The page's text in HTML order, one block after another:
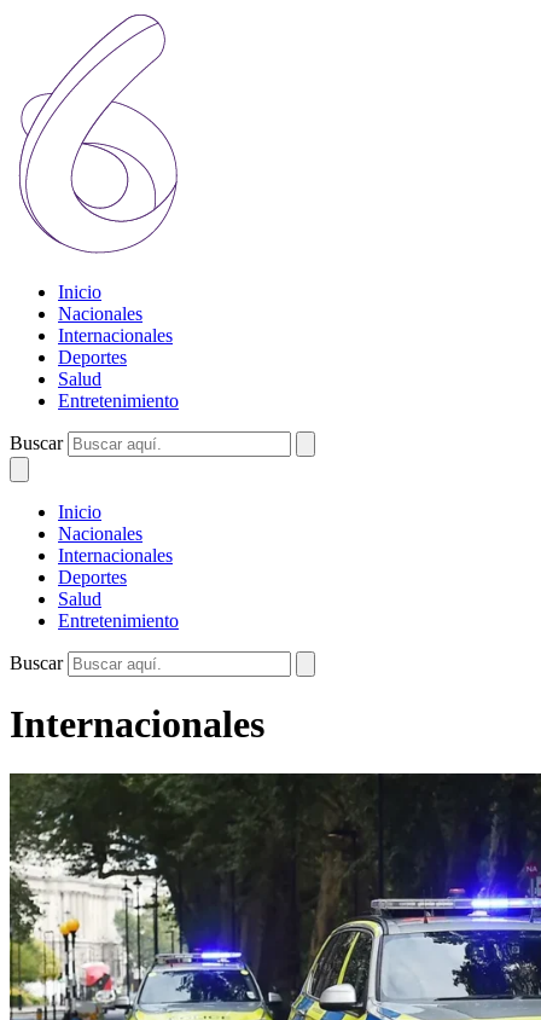
Inicio
Nacionales
Internacionales
Deportes
Salud
Entretenimiento
Buscar
Inicio
Nacionales
Internacionales
Deportes
Salud
Entretenimiento
Buscar
Internacionales